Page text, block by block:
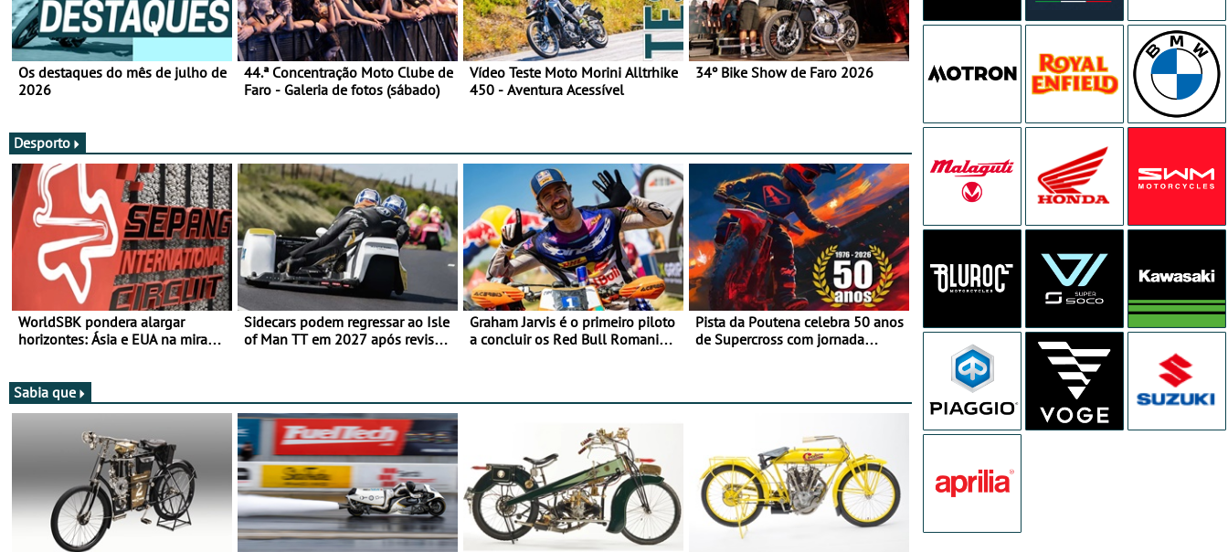
Os destaques do mês de julho de
2026
44.ª Concentração Moto Clube de
Faro - Galeria de fotos (sábado)
Vídeo Teste Moto Morini Alltrhike
450 - Aventura Acessível
34º Bike Show de Faro 2026
Desporto
WorldSBK pondera alargar
horizontes: Ásia e EUA na mira
Sidecars podem regressar ao Isle
of Man TT em 2027 após revisão
Graham Jarvis é o primeiro piloto
a concluir os Red Bull Romaniacs
Pista da Poutena celebra 50 anos
de Supercross com jornada
Sabia que